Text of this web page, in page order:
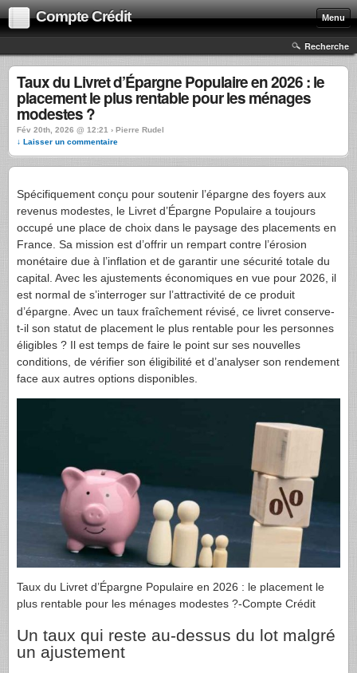
Compte Crédit Menu
Recherche
Taux du Livret d’Épargne Populaire en 2026 : le
placement le plus rentable pour les ménages
modestes ?
Fév 20th, 2026 @ 12:21 › Pierre Rudel
↓ Laisser un commentaire
Spécifiquement conçu pour soutenir l’épargne des foyers aux
revenus modestes, le Livret d’Épargne Populaire a toujours
occupé une place de choix dans le paysage des placements en
France. Sa mission est d’offrir un rempart contre l’érosion
monétaire due à l’inflation et de garantir une sécurité totale du
capital. Avec les ajustements économiques en vue pour 2026, il
est normal de s’interroger sur l’attractivité de ce produit
d’épargne. Avec un taux fraîchement révisé, ce livret conserve-
t-il son statut de placement le plus rentable pour les personnes
éligibles ? Il est temps de faire le point sur ses nouvelles
conditions, de vérifier son éligibilité et d’analyser son rendement
face aux autres options disponibles.
Taux du Livret d’Épargne Populaire en 2026 : le placement le
plus rentable pour les ménages modestes ?-Compte Crédit
Un taux qui reste au-dessus du lot malgré
un ajustement